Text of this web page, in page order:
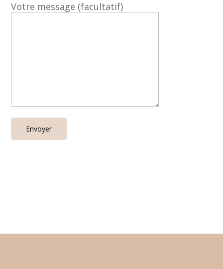
Votre message (facultatif)